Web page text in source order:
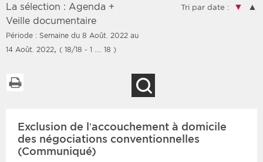
Communiqués des 10
derniers jours
Recherche par mots clés
Rendez-vous
Les deux
La sélection : Agenda +
Veille documentaire
Période : Semaine du 8 Août. 2022 au
14 Août. 2022, ( 18/18 - 1 … 18 )
Tri par date : ▼ ▲
Exclusion de l’accouchement à domicile
des négociations conventionnelles
(Communiqué)